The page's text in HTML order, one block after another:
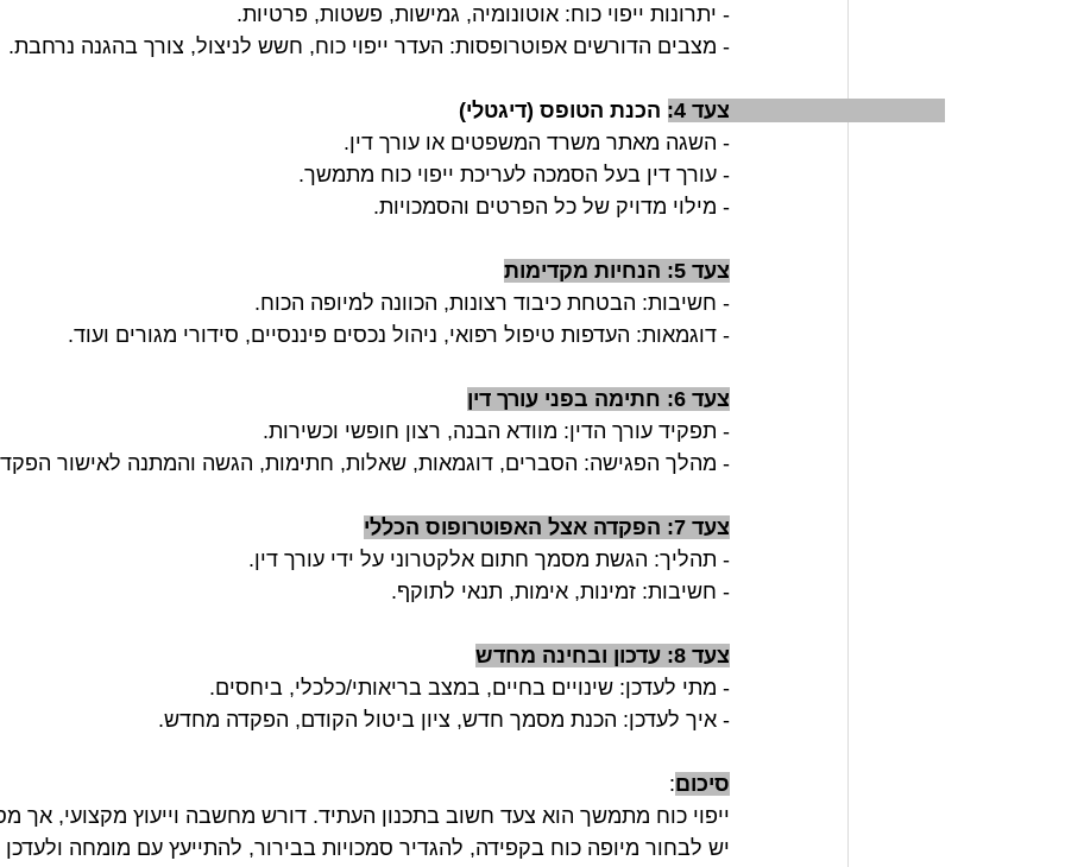
- יתרונות ייפוי כוח: אוטונומיה, גמישות, פשטות, פרטיות.
- מצבים הדורשים אפוטרופסות: העדר ייפוי כוח, חשש לניצול, צורך בהגנה נרחבת.
צעד 4: הכנת הטופס (דיגטלי)
- השגה מאתר משרד המשפטים או עורך דין.
- עורך דין בעל הסמכה לעריכת ייפוי כוח מתמשך.
- מילוי מדויק של כל הפרטים והסמכויות.
צעד 5: הנחיות מקדימות
- חשיבות: הבטחת כיבוד רצונות, הכוונה למיופה הכוח.
- דוגמאות: העדפות טיפול רפואי, ניהול נכסים פיננסיים, סידורי מגורים ועוד.
צעד 6: חתימה בפני עורך דין
- תפקיד עורך הדין: מוודא הבנה, רצון חופשי וכשירות.
- מהלך הפגישה: הסברים, דוגמאות, שאלות, חתימות, הגשה והמתנה לאישור
צעד 7: הפקדה אצל האפוטרופוס הכללי
- תהליך: הגשת מסמך חתום אלקטרוני על ידי עורך דין.
- חשיבות: זמינות, אימות, תנאי לתוקף.
צעד 8: עדכון ובחינה מחדש
- מתי לעדכן: שינויים בחיים, במצב בריאותי/כלכלי, ביחסים.
- איך לעדכן: הכנת מסמך חדש, ציון ביטול הקודם, הפקדה מחדש.
סיכום:
ייפוי כוח מתמשך הוא צעד חשוב בתכנון העתיד. דורש מחשבה וייעוץ מקצועי,
יש לבחור מיופה כוח בקפידה, להגדיר סמכויות בבירור, להתייעץ עם מומחה